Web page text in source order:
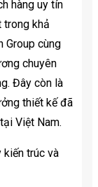
hàng uy tín
trong khả
Group cùng
chuyên
Đây còn là
thiết kế đã
Việt Nam.